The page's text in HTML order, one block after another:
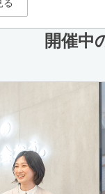
る
開催中